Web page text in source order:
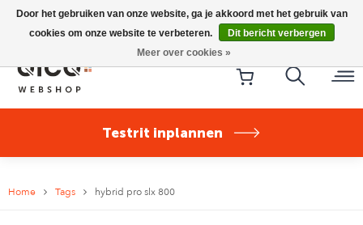
Riese & Müller Nevo5 Silent Core nu direct uit voorraad
leverbaar!
Testrit inplannen
Home Tags hybrid pro slx 800
Door het gebruiken van onze website, ga je akkoord met het gebruik van
cookies om onze website te verbeteren.
Dit bericht verbergen
Meer over cookies »